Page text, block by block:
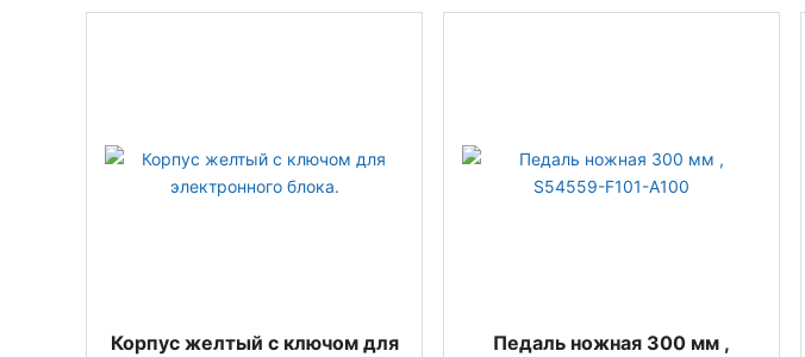
Корпус желтый с ключом для
Педаль ножная 300 мм ,